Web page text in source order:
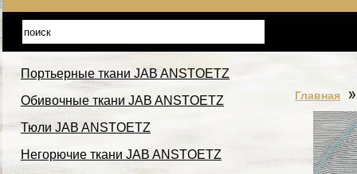
Портьерные ткани JAB ANSTOETZ
Обивочные ткани JAB ANSTOETZ
Тюли JAB ANSTOETZ
Негорючие ткани JAB ANSTOETZ
Главная